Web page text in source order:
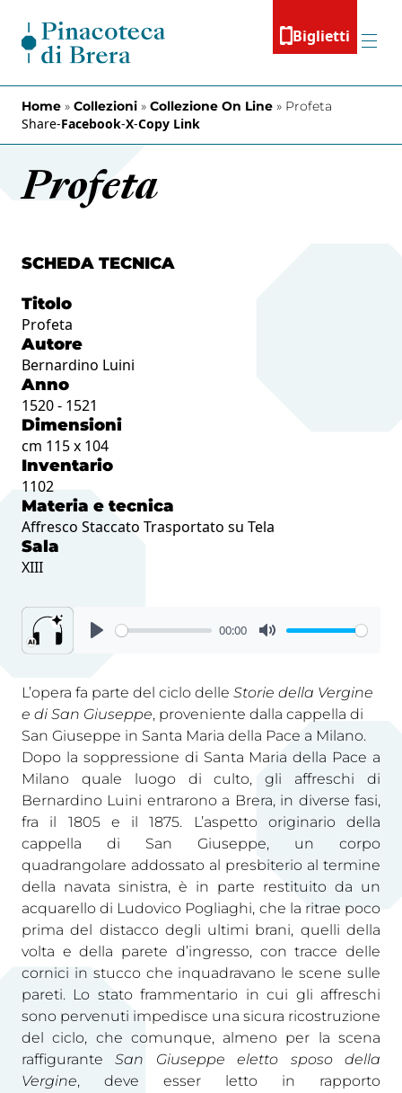
Biglietti
Menu
Home » Collezioni » Collezione On Line » Profeta
Share-Facebook-X-Copy Link
Profeta
SCHEDA TECNICA
Titolo
Profeta
Autore
Bernardino Luini
Anno
1520 - 1521
Dimensioni
cm 115 x 104
Inventario
1102
Materia e tecnica
Affresco Staccato Trasportato su Tela
Sala
XIII
00:00
L’opera fa parte del ciclo delle Storie della Vergine
e di San Giuseppe, proveniente dalla cappella di
San Giuseppe in Santa Maria della Pace a Milano.
Dopo la soppressione di Santa Maria della Pace a
Milano quale luogo di culto, gli affreschi di
Bernardino Luini entrarono a Brera, in diverse fasi,
fra il 1805 e il 1875. L’aspetto originario della
cappella di San Giuseppe, un corpo
quadrangolare addossato al presbiterio al termine
della navata sinistra, è in parte restituito da un
acquarello di Ludovico Pogliaghi, che la ritrae poco
prima del distacco degli ultimi brani, quelli della
volta e della parete d’ingresso, con tracce delle
cornici in stucco che inquadravano le scene sulle
pareti. Lo stato frammentario in cui gli affreschi
sono pervenuti impedisce una sicura ricostruzione
del ciclo, che comunque, almeno per la scena
raffiguranteSan Giuseppe eletto sposo della
Vergine, deve esser letto in rapporto